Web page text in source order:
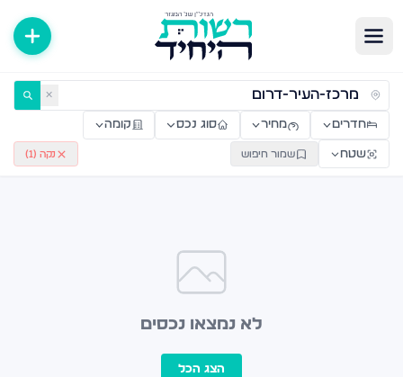
דירות למכירה ולהשכרה — רשות היחיד ✕
חדרים מחיר סוג נכס קומה
שטח שמור חיפוש נקה ( 1
)
לא נמצאו נכסים
הצג הכל